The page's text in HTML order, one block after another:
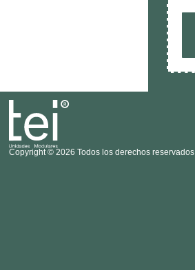
Copyright © 2026 Todos los derechos reservados